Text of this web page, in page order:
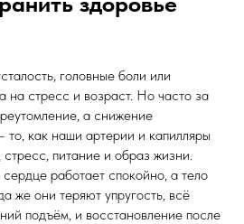
головные боли или
на стресс и возраст. Но часто за
а снижение
то, как наши артерии и капилляры
питание и образ жизни.
работает спокойно, а тело
же они теряют упругость, всё
подъём, и восстановление после